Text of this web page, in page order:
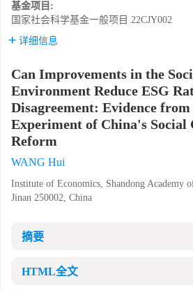
基金项目:
国家社会科学基金一般项目 22CJY002
详细信息
Can Improvements in the
Environment Reduce ESG
Disagreement: Evidence
Experiment of China's Social
Reform
WANG Hui
Institute of Economics, Shandong Academy
Jinan 250002, China
摘要
HTML全文